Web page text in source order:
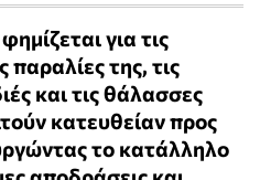
για τις
παραλίες της, τις
και τις θάλασσες
κατευθείαν προς
το κατάλληλο